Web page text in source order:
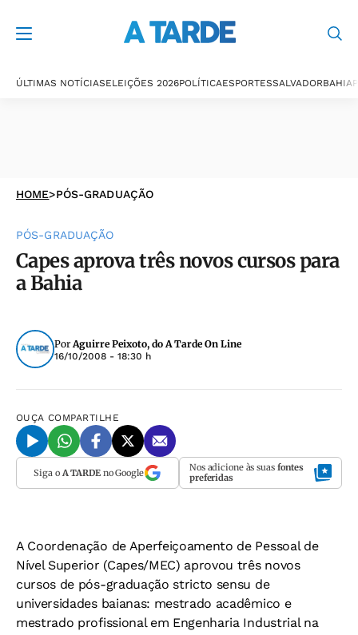
ÚLTIMAS NOTÍCIASELEIÇÕES 2026POLÍTICAESPORTESSALVADORBAHIA
HOME>PÓS-GRADUAÇÃO
PÓS-GRADUAÇÃO
Capes aprova três novos cursos para
a Bahia
PorAguirre Peixoto, do A Tarde On Line
16/10/2008 - 18:30 h
OUÇA COMPARTILHE
Siga o A TARDEno Google Nos adicione às suas fontes
preferidas
A Coordenação de Aperfeiçoamento de Pessoal de
Nível Superior (Capes/MEC) aprovou três novos
cursos de pós-graduação stricto sensu de
universidades baianas: mestrado acadêmico e
mestrado profissional em Engenharia Industrial na